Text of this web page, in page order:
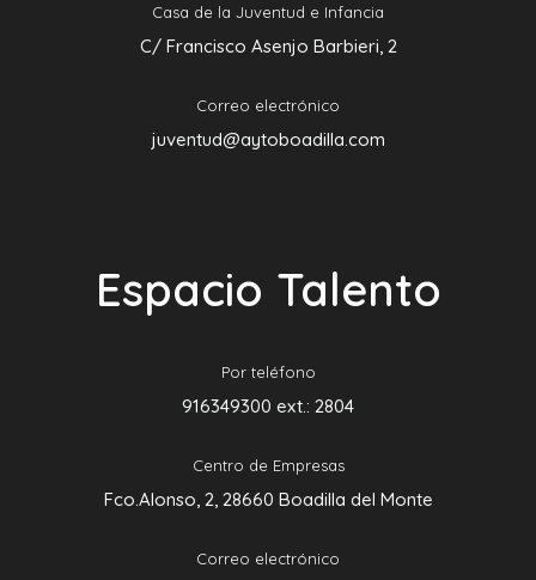
Casa de la Juventud e Infancia
C/ Francisco Asenjo Barbieri, 2
Correo electrónico
juventud@aytoboadilla.com
Espacio Talento
Por teléfono
916349300 ext.: 2804
Centro de Empresas
Fco.Alonso, 2, 28660 Boadilla del Monte
Correo electrónico